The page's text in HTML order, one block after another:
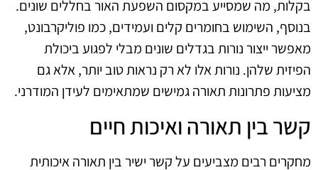
בקלות, מה שמסייע במקסום השפעת האור בחללים שונים.
בנוסף, השימוש בחומרים קלים ועמידים, כמו פוליקרבונט,
מאפשר ייצור נורות בגדלים שונים מבלי לפגוע ביכולת
הפיזית שלהן. נורות אלו לא רק נראות טוב יותר, אלא גם
מציעות פתרונות תאורה גמישים שמתאימים לעידן המודרני.
קשר בין תאורה ואיכות חיים
מחקרים רבים מצביעים על קשר ישיר בין תאורה איכותית